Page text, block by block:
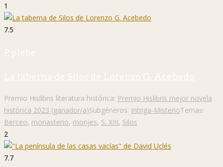
1
7.5
P. plebe
La taberna de Silos de Lorenzo G. Acebedo
Premio Hislibris literatura histórica: Premio Hislibris mejor novela
histórica 2023 (ganador/a)Subgéneros: Intriga-MisterioTemas:
Berceo, monasterio, monjes, S. XIII, Silos
2
7.7